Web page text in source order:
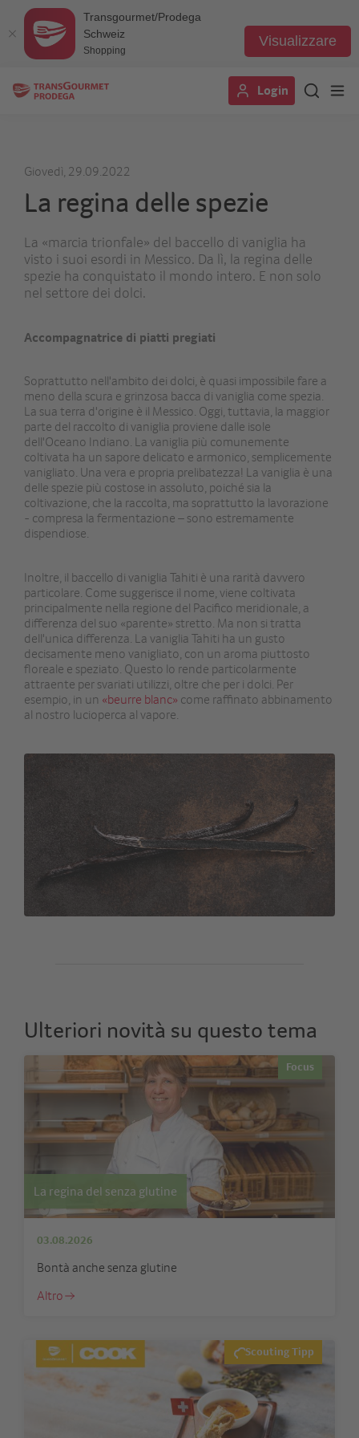
Transgourmet/Prodega
Schweiz
Shopping
Visualizzare
Login
Giovedì, 29.09.2022
La regina delle spezie
La «marcia trionfale» del baccello di vaniglia ha
visto i suoi esordi in Messico. Da lì, la regina delle
spezie ha conquistato il mondo intero. E non solo
nel settore dei dolci.
Accompagnatrice di piatti pregiati
Soprattutto nell'ambito dei dolci, è quasi impossibile fare a
meno della scura e grinzosa bacca di vaniglia come spezia.
La sua terra d'origine è il Messico. Oggi, tuttavia, la maggior
parte del raccolto di vaniglia proviene dalle isole
dell'Oceano Indiano. La vaniglia più comunemente
coltivata ha un sapore delicato e armonico, semplicemente
vanigliato. Una vera e propria prelibatezza! La vaniglia è una
delle spezie più costose in assoluto, poiché sia la
coltivazione, che la raccolta, ma soprattutto la lavorazione
- compresa la fermentazione – sono estremamente
dispendiose.
Inoltre, il baccello di vaniglia Tahiti è una rarità davvero
particolare. Come suggerisce il nome, viene coltivata
principalmente nella regione del Pacifico meridionale, a
differenza del suo «parente» stretto. Ma non si tratta
dell'unica differenza. La vaniglia Tahiti ha un gusto
decisamente meno vanigliato, con un aroma piuttosto
floreale e speziato. Questo lo rende particolarmente
attraente per svariati utilizzi, oltre che per i dolci. Per
esempio, in un «beurre blanc» come raffinato abbinamento
al nostro lucioperca al vapore.
Ulteriori novità su questo tema
Focus
La regina del senza glutine
03.08.2026
Bontà anche senza glutine
Altro
Scouting Tipp